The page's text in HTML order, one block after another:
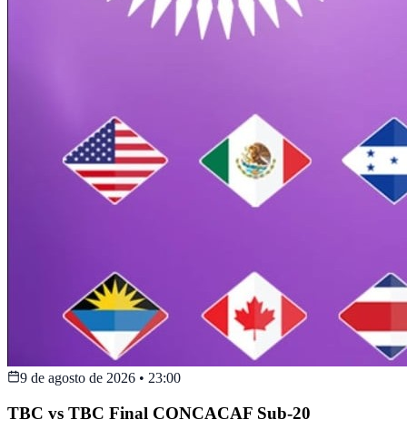
9 de agosto de 2026 • 23:00
TBC vs TBC Final CONCACAF Sub-20